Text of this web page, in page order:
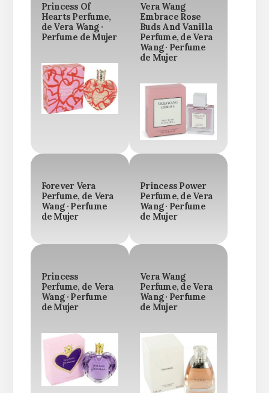
Princess Of
Hearts Perfume,
de Vera Wang ·
Perfume de Mujer
Vera Wang
Embrace Rose
Buds And Vanilla
Perfume, de Vera
Wang · Perfume
de Mujer
Forever Vera
Perfume, de Vera
Wang · Perfume
de Mujer
Princess Power
Perfume, de Vera
Wang · Perfume
de Mujer
Princess
Perfume, de Vera
Wang · Perfume
de Mujer
Vera Wang
Perfume, de Vera
Wang · Perfume
de Mujer